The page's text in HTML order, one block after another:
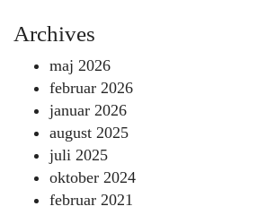
Archives
maj 2026
februar 2026
januar 2026
august 2025
juli 2025
oktober 2024
februar 2021